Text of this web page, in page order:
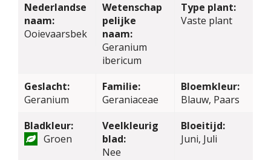
Nederlandse
naam:
Ooievaarsbek
Wetenschap
pelijke
naam:
Geranium
ibericum
Type plant:
Vaste plant
Geslacht:
Geranium
Familie:
Geraniaceae
Bloemkleur:
Blauw, Paars
Bladkleur:
Groen
Veelkleurig
blad:
Nee
Bloeitijd:
Juni, Juli